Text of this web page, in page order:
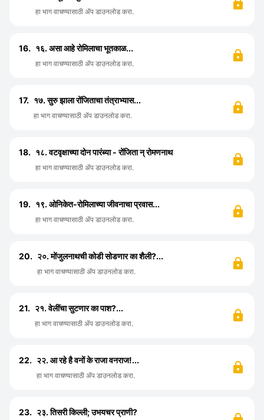
हा भाग वाचण्यासाठी ॲप डाउनलोड करा.
16. १६. असा आहे रोमिलाचा भूतकाळ...
हा भाग वाचण्यासाठी ॲप डाउनलोड करा.
17. १७. सुरु झाला रोंजिताचा तंत्राभ्यास...
हा भाग वाचण्यासाठी ॲप डाउनलोड करा.
18. १८. वटवृक्षाच्या दोन पारंब्या - रोंजिता न् रोमणनाथ
हा भाग वाचण्यासाठी ॲप डाउनलोड करा.
19. १९. ओनिकेत-रोमिलाच्या जीवनाचा प्रवास...
हा भाग वाचण्यासाठी ॲप डाउनलोड करा.
20. २०. मोंजुलनाथची कोडी सोडणार का शैली?...
हा भाग वाचण्यासाठी ॲप डाउनलोड करा.
21. २१. वेलींचा सुटणार का पाश?...
हा भाग वाचण्यासाठी ॲप डाउनलोड करा.
22. २२. आ रहे है वनों के राजा वनराज!...
हा भाग वाचण्यासाठी ॲप डाउनलोड करा.
23. २३. तिसरी किल्ली; उभयचर प्राणी?